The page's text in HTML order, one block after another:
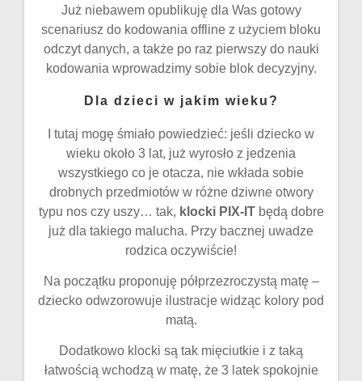
Już niebawem opublikuję dla Was gotowy
scenariusz do kodowania offline z użyciem bloku
odczyt danych, a także po raz pierwszy do nauki
kodowania wprowadzimy sobie blok decyzyjny.
Dla dzieci w jakim wieku?
I tutaj mogę śmiało powiedzieć: jeśli dziecko w
wieku około 3 lat, już wyrosło z jedzenia
wszystkiego co je otacza, nie wkłada sobie
drobnych przedmiotów w różne dziwne otwory
typu nos czy uszy… tak, klocki PIX-ITbędą dobre
już dla takiego malucha. Przy bacznej uwadze
rodzica oczywiście!
Na początku proponuję półprzezroczystą matę –
dziecko odwzorowuje ilustracje widząc kolory pod
matą.
Dodatkowo klocki są tak mięciutkie i z taką
łatwością wchodzą w matę, że 3 latek spokojnie